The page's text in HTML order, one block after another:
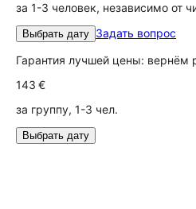
за 1-3 человек, независимо от
Выбрать дату Задать вопрос
Гарантия лучшей цены: вернём
143 €
за группу, 1-3 чел.
Выбрать дату